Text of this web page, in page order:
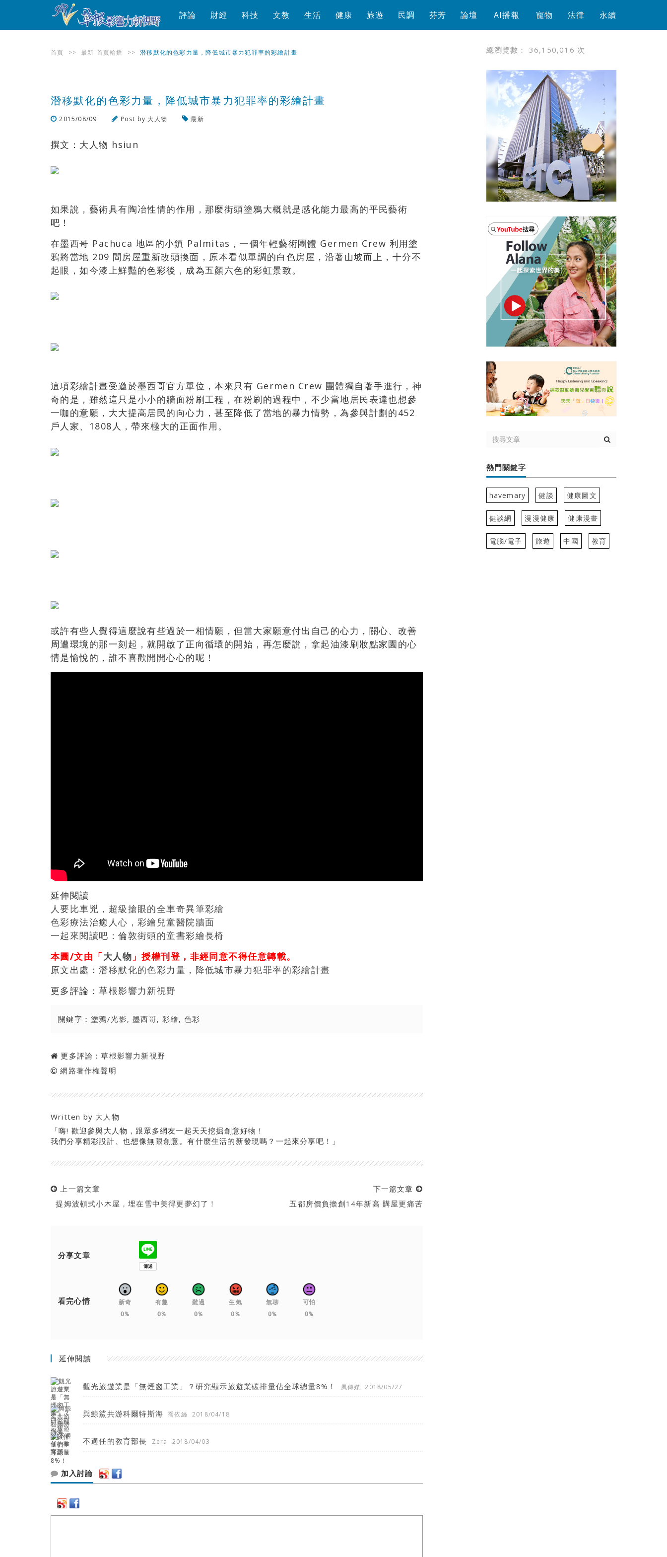
評論 財經 科技 文教 生活 健康 旅遊 民調 芬芳 論壇 AI播報 寵物 法律 永續
首頁 >> 最新 首頁輪播 >> 潛移默化的色彩力量，降低城市暴力犯罪率的彩繪計畫
潛移默化的色彩力量，降低城市暴力犯罪率的彩繪計畫
2015/08/09 Post by 大人物 最新
撰文：大人物 hsiun
如果說，藝術具有陶冶性情的作用，那麼街頭塗鴉大概就是感化能力最高的平民藝術
吧！
在墨西哥 Pachuca 地區的小鎮 Palmitas，一個年輕藝術團體 Germen Crew 利用塗
鴉將當地 209 間房屋重新改頭換面，原本看似單調的白色房屋，沿著山坡而上，十分不
起眼，如今漆上鮮豔的色彩後，成為五顏六色的彩虹景致。
這項彩繪計畫受邀於墨西哥官方單位，本來只有 Germen Crew 團體獨自著手進行，神
奇的是，雖然這只是小小的牆面粉刷工程，在粉刷的過程中，不少當地居民表達也想參
一咖的意願，大大提高居民的向心力，甚至降低了當地的暴力情勢，為參與計劃的452
戶人家、1808人，帶來極大的正面作用。
或許有些人覺得這麼說有些過於一相情願，但當大家願意付出自己的心力，關心、改善
周遭環境的那一刻起，就開啟了正向循環的開始，再怎麼說，拿起油漆刷妝點家園的心
情是愉悅的，誰不喜歡開開心心的呢！
延伸閱讀
人要比車兇，超級搶眼的全車奇異筆彩繪
色彩療法治癒人心，彩繪兒童醫院牆面
一起來閱讀吧：倫敦街頭的童書彩繪長椅
本圖/文由「大人物 」授權刊登，非經同意不得任意轉載。
原文出處：潛移默化的色彩力量，降低城市暴力犯罪率的彩繪計畫
更多評論：草根影響力新視野
關鍵字： 塗鴉/光影, 墨西哥,彩繪, 色彩
更多評論：草根影響力新視野
網路著作權聲明
Written by 大人物
「嗨! 歡迎參與大人物，跟眾多網友一起天天挖掘創意好物！
我們分享精彩設計、也想像無限創意。有什麼生活的新發現嗎？一起來分享吧！」
上一篇文章
提姆波頓式小木屋，埋在雪中美得更夢幻了！
下一篇文章
五都房價負擔創14年新高 購屋更痛苦
分享文章
看完心情
新奇
0%
有趣
0%
難過
0%
生氣
0%
無聊
0%
可怕
0%
延伸閱讀
觀光旅遊業是「無煙囪工業」？研究顯示旅遊業碳排量佔全球總量8%！ 風傳媒 2018/05/27
與鯨鯊共游科爾特斯海 喬依絲 2018/04/18
不適任的教育部長 Zera 2018/04/03
加入討論
總瀏覽數： 36,150,016 次
熱門關鍵字
havemary 健談 健康圖文
健談網 漫漫健康 健康漫畫
電腦/電子 旅遊 中國 教育